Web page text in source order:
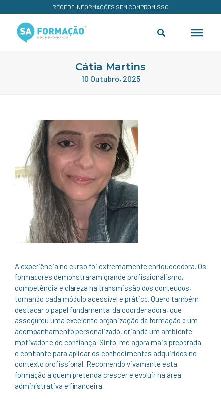
RECEBE INFORMAÇÕES SEM COMPROMISSO
Cátia Martins
10 Outubro, 2025
A experiência no curso foi extremamente enriquecedora. Os
formadores demonstraram grande profissionalismo,
competência e clareza na transmissão dos conteúdos,
tornando cada módulo acessível e prático. Quero também
destacar o papel fundamental da coordenadora, que
assegurou uma excelente organização da formação e um
acompanhamento personalizado, criando um ambiente
motivador e de confiança. Sinto-me agora mais preparada
e confiante para aplicar os conhecimentos adquiridos no
contexto profissional. Recomendo vivamente esta
formação a quem pretenda crescer e evoluir na área
administrativa e financeira.